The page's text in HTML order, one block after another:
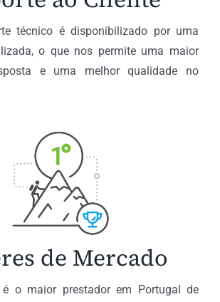
técnico é disponibilizado por uma
o que nos permite uma maior
e uma melhor qualidade no
de Mercado
o maior prestador em Portugal de